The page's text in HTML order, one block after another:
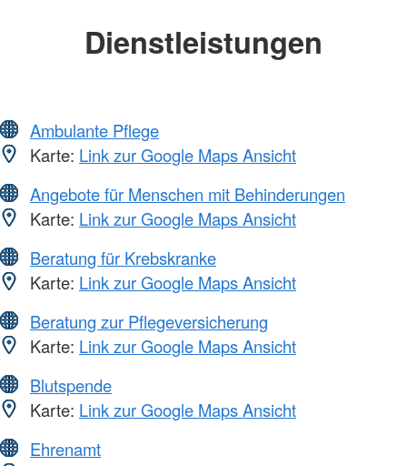
Dienstleistungen
Ambulante Pflege
Karte: Link zur Google Maps Ansicht
Angebote für Menschen mit Behinderungen
Karte: Link zur Google Maps Ansicht
Beratung für Krebskranke
Karte: Link zur Google Maps Ansicht
Beratung zur Pflegeversicherung
Karte: Link zur Google Maps Ansicht
Blutspende
Karte: Link zur Google Maps Ansicht
Ehrenamt